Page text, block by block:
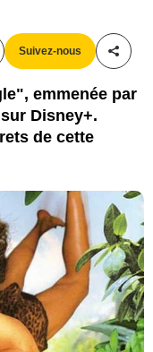
Suivez-nous
emmenée par
Disney+.
de cette